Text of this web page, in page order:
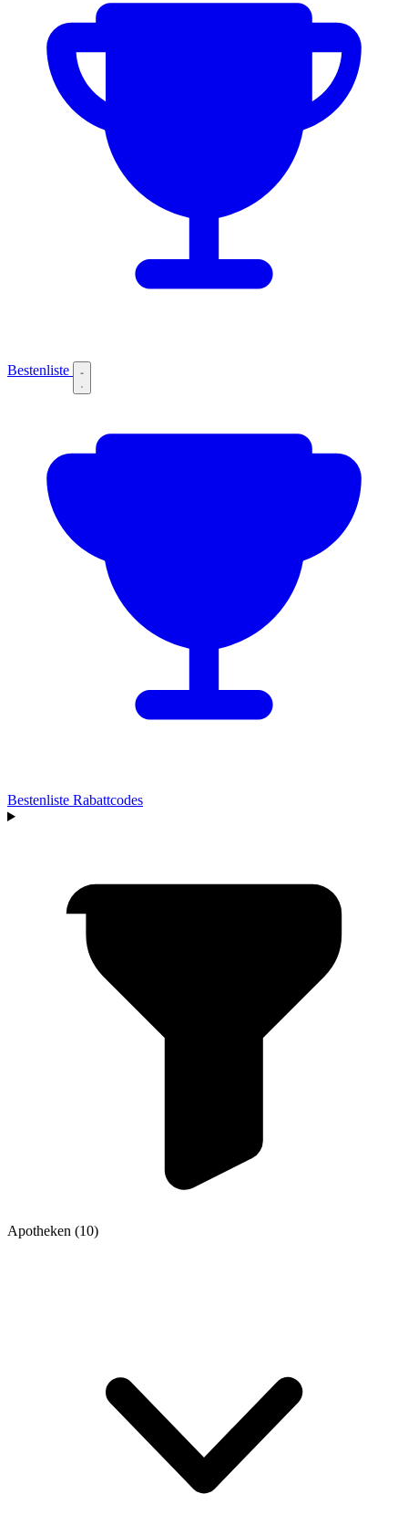
Bestenliste
Bestenliste Rabattcodes
Apotheken (10)